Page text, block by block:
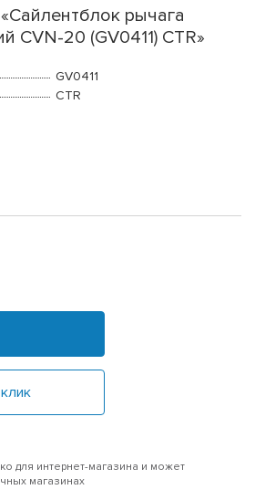
рычага
CVN-20 (GV0411) CTR»
GV0411
CTR
для интернет-магазина и может
магазинах